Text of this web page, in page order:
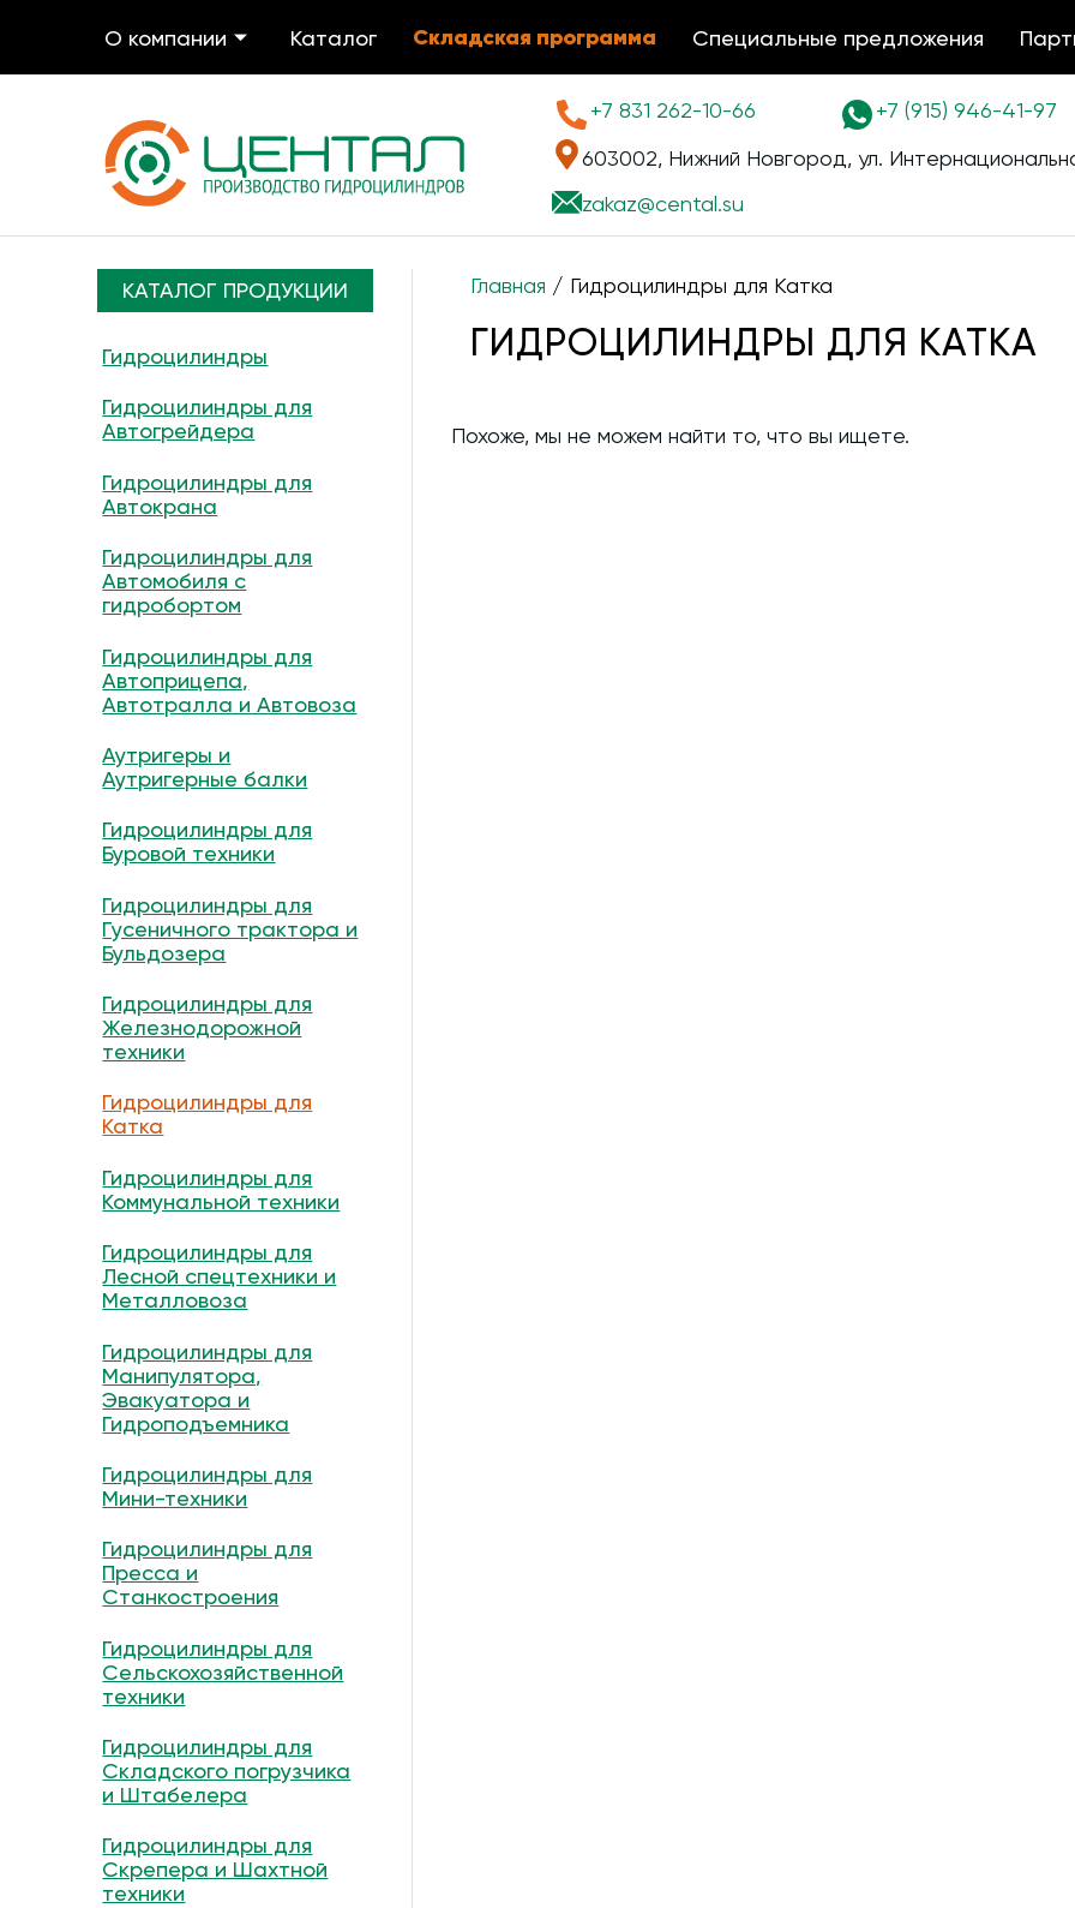
О компании Каталог Складская программа Специальные предложения
+7 831 262-10-66
+7 (915) 946-41-97
603002, Нижний Новгород, ул.
zakaz@cental.su
КАТАЛОГ ПРОДУКЦИИ
Гидроцилиндры
Гидроцилиндры для
Автогрейдера
Гидроцилиндры для
Автокрана
Гидроцилиндры для
Автомобиля с
гидробортом
Гидроцилиндры для
Автоприцепа,
Автотралла и Автовоза
Аутригеры и
Аутригерные балки
Гидроцилиндры для
Буровой техники
Гидроцилиндры для
Гусеничного трактора и
Бульдозера
Гидроцилиндры для
Железнодорожной
техники
Гидроцилиндры для
Катка
Гидроцилиндры для
Коммунальной техники
Гидроцилиндры для
Лесной спецтехники и
Металловоза
Гидроцилиндры для
Манипулятора,
Эвакуатора и
Гидроподъемника
Гидроцилиндры для
Мини-техники
Гидроцилиндры для
Пресса и
Станкостроения
Гидроцилиндры для
Сельскохозяйственной
техники
Гидроцилиндры для
Складского погрузчика
и Штабелера
Гидроцилиндры для
Скрепера и Шахтной
техники
Главная / Гидроцилиндры для Катка
ГИДРОЦИЛИНДРЫ ДЛЯ КАТКА
Похоже, мы не можем найти то, что вы ищете.